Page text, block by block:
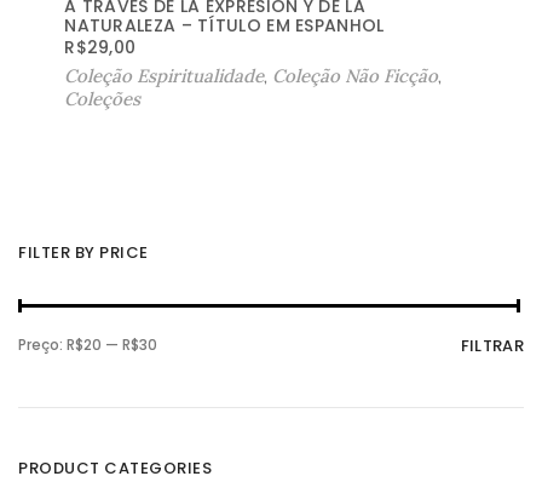
A TRAVÉS DE LA EXPRESIÓN Y DE LA
NATURALEZA – TÍTULO EM ESPANHOL
R$29,00
Coleção Espiritualidade, Coleção Não Ficção,
Coleções
FILTER BY PRICE
P
r
o
n
i
P
r
o
x
i
FILTRAR
Preço: R$20 — R$30
PRODUCT CATEGORIES